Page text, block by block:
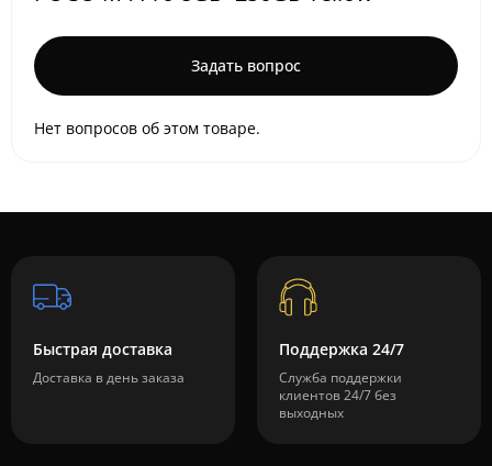
Задать вопрос
Нет вопросов об этом товаре.
Быстрая доставка
Доставка в день заказа
Поддержка 24/7
Служба поддержки
клиентов 24/7 без
выходных